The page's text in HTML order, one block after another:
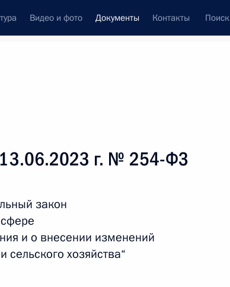
Видео и фото Документы Контакты Поиск
принятия
13.06.2023 г. № 254-ФЗ
закон
и о внесении изменений
хозяйства“